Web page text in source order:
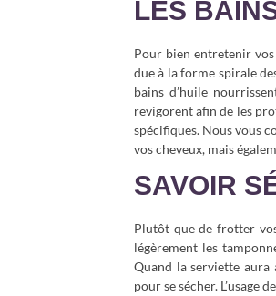
LES
Pour bien entretenir vos
due à la forme spirale
bains d’huile
revigorent afin de les
spécifiques. Nous vous
vos cheveux, mais
SAVOIR
Plutôt que de frotter
légèrement les
Quand la serviette aura
pour se sécher. L’usage